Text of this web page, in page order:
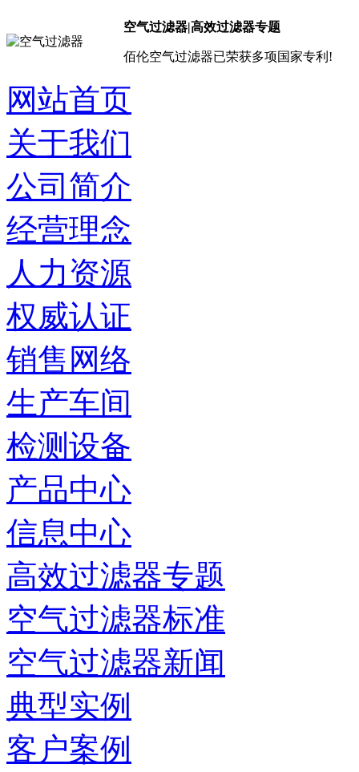
空气过滤器|高效过滤器专题
佰伦空气过滤器已荣获多项国家专利!
网站首页
关于我们
公司简介
经营理念
人力资源
权威认证
销售网络
生产车间
检测设备
产品中心
信息中心
高效过滤器专题
空气过滤器标准
空气过滤器新闻
典型实例
客户案例